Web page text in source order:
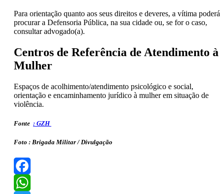
Para orientação quanto aos seus direitos e deveres, a vítima poderá
procurar a Defensoria Pública, na sua cidade ou, se for o caso,
consultar advogado(a).
Centros de Referência de Atendimento à
Mulher
Espaços de acolhimento/atendimento psicológico e social,
orientação e encaminhamento jurídico à mulher em situação de
violência.
Fonte : GZH
Foto : Brigada Militar / Divulgação
Facebook